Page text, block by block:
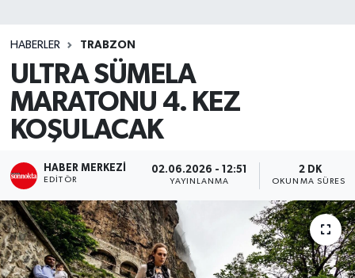
HABERLER TRABZON
ULTRA SÜMELA
MARATONU 4. KEZ
KOŞULACAK
HABER MERKEZI
EDITÖR
02.06.2026 - 12:51
YAYINLANMA
2 DK
OKUNMA SÜRESI
Teknoloji
TRABZON